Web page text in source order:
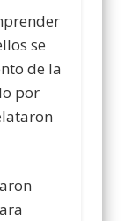
se
de la
por